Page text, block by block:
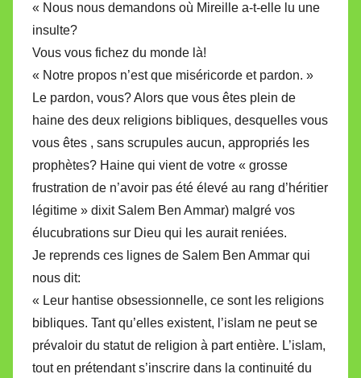
« Nous nous demandons où Mireille a-t-elle lu une
insulte?
Vous vous fichez du monde là!
« Notre propos n’est que miséricorde et pardon. »
Le pardon, vous? Alors que vous êtes plein de
haine des deux religions bibliques, desquelles vous
vous êtes , sans scrupules aucun, appropriés les
prophètes? Haine qui vient de votre « grosse
frustration de n’avoir pas été élevé au rang d’héritier
légitime » dixit Salem Ben Ammar) malgré vos
élucubrations sur Dieu qui les aurait reniées.
Je reprends ces lignes de Salem Ben Ammar qui
nous dit:
« Leur hantise obsessionnelle, ce sont les religions
bibliques. Tant qu’elles existent, l’islam ne peut se
prévaloir du statut de religion à part entière. L’islam,
tout en prétendant s’inscrire dans la continuité du